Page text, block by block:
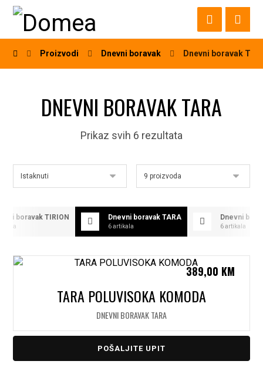
Proizvodi Dnevni boravak Dnevni boravak
DNEVNI BORAVAK TARA
Prikaz svih 6 rezultata
boravak TIRION Dnevni boravak TARA
6 artikala
Dnevni
6 artikala
TARA POLUVISOKA KOMODA
DNEVNI BORAVAK TARA
389,00 KM
POŠALJITE UPIT